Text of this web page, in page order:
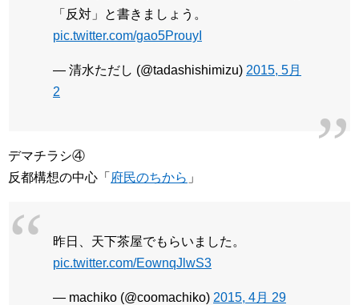
「反対」と書きましょう。
pic.twitter.com/gao5ProuyI
— 清水ただし (@tadashishimizu) 2015, 5月
2
デマチラシ④
反都構想の中心「 府民のちから 」
昨日、天下茶屋でもらいました。
pic.twitter.com/EownqJlwS3
— machiko (@coomachiko) 2015, 4月 29